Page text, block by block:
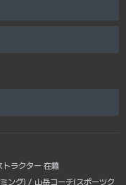
トラクター 在籍
ング) / 山岳コーチ(スポーツク